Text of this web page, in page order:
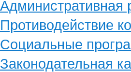
Административная
Противодействие
Социальные
Законодательная